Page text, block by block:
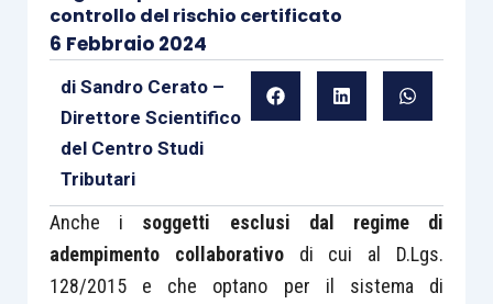
controllo del rischio certificato
6 Febbraio 2024
di Sandro Cerato –
Direttore Scientifico
del Centro Studi
Tributari
Anche i soggetti esclusi dal regime di
adempimento collaborativodi cui al D.Lgs.
128/2015 e che optano per il sistema di